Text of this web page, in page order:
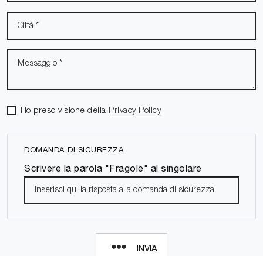
Ho preso visione della Privacy Policy
DOMANDA DI SICUREZZA
Scrivere la parola "Fragole" al singolare
INVIA